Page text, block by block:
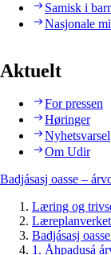
Samisk i
Nasjonale
Aktuelt
For pressen
Høringer
Nyhetsvarsel
Om Udir
Badjásasj oasse –
Læring og
Læreplanverket
Badjásasj
1. Åhpadusá